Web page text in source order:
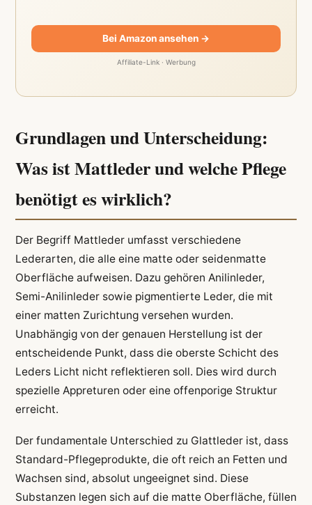
Bei Amazon ansehen →
Affiliate-Link · Werbung
Grundlagen und Unterscheidung:
Was ist Mattleder und welche Pflege
benötigt es wirklich?
Der Begriff Mattleder umfasst verschiedene
Lederarten, die alle eine matte oder seidenmatte
Oberfläche aufweisen. Dazu gehören Anilinleder,
Semi-Anilinleder sowie pigmentierte Leder, die mit
einer matten Zurichtung versehen wurden.
Unabhängig von der genauen Herstellung ist der
entscheidende Punkt, dass die oberste Schicht des
Leders Licht nicht reflektieren soll. Dies wird durch
spezielle Appreturen oder eine offenporige Struktur
erreicht.
Der fundamentale Unterschied zu Glattleder ist, dass
Standard-Pflegeprodukte, die oft reich an Fetten und
Wachsen sind, absolut ungeeignet sind. Diese
Substanzen legen sich auf die matte Oberfläche, füllen